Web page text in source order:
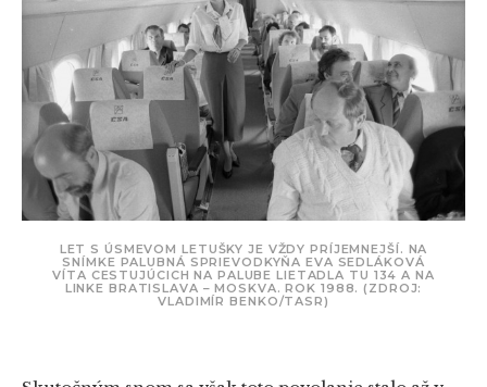
LET S ÚSMEVOM LETUŠKY JE VŽDY PRÍJEMNEJŠÍ. NA
SNÍMKE PALUBNÁ SPRIEVODKYŇA EVA SEDLÁKOVÁ
VÍTA CESTUJÚCICH NA PALUBE LIETADLA TU 134 A NA
LINKE BRATISLAVA – MOSKVA. ROK 1988. (ZDROJ:
VLADIMÍR BENKO/TASR)